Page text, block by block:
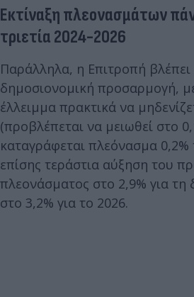
Εκτίναξη πλεονασμάτων
τριετία 2024-2026
Παράλληλα, η Επιτροπή βλέπει
δημοσιονομική προσαρμογή,
έλλειμμα πρακτικά να
(προβλέπεται να μειωθεί στο
καταγράφεται πλεόνασμα 0,2%
επίσης τεράστια αύξηση του
πλεονάσματος στο 2,9% για τη
στο 3,2% για το 2026.